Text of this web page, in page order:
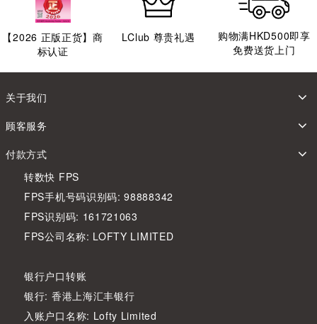
【2026 正版正货】商
标认证
LClub 尊贵礼遇
购物满HKD500即享
免费送货上门
关于我们
顾客服务
付款方式
转数快 FPS
FPS手机号码识别码: 98888342
FPS识别码: 161721063
FPS公司名称: LOFTY LIMITED
银行户口转账
银行: 香港上海汇丰银行
入账户口名称: Lofty Limited